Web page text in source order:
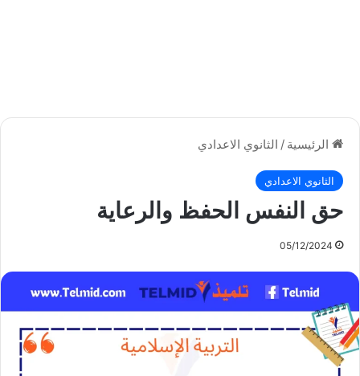
الرئيسية / الثانوي الاعدادي
الثانوي الاعدادي
حق النفس الحفظ والرعاية
05/12/2024